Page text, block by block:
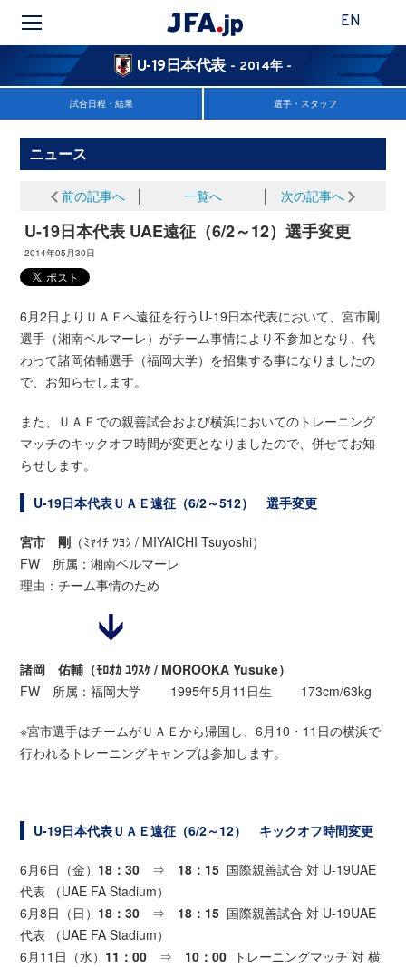
EN
U-19日本代表 - 2014年 -
試合日程・結果 選手・スタッフ
ニュース
前の記事へ 一覧へ 次の記事へ
U-19日本代表 UAE遠征（6/2～12）選手変更
2014年05月30日
6月2日よりＵＡＥへ遠征を行うU-19日本代表において、宮市剛
選手（湘南ベルマーレ）がチーム事情により不参加となり、代
わって諸岡佑輔選手（福岡大学）を招集する事になりましたの
で、お知らせします。
また、ＵＡＥでの親善試合および横浜においてのトレーニング
マッチのキックオフ時間が変更となりましたので、併せてお知
らせします。
U-19日本代表ＵＡＥ遠征（6/2～512） 選手変更
宮市 剛 （ﾐﾔｲﾁ ﾂﾖｼ / MIYAICHI Tsuyoshi）
FW 所属：湘南ベルマーレ
理由：チーム事情のため
諸岡 佑輔（ﾓﾛｵｶ ﾕｳｽｹ / MOROOKA Yusuke）
FW 所属：福岡大学 1995年5月11日生 173cm/63kg
※宮市選手はチームがＵＡＥから帰国し、6月10・11日の横浜で
行われるトレーニングキャンプは参加します。
U-19日本代表ＵＡＥ遠征（6/2～12） キックオフ時間変更
6月6日（金） 18：30 ⇒ 18：15 国際親善試合 対 U-19UAE
代表 （UAE FA Stadium）
6月8日（日） 18：30 ⇒ 18：15 国際親善試合 対 U-19UAE
代表 （UAE FA Stadium）
6月11日（水） 11：00 ⇒ 10：00 トレーニングマッチ 対 横